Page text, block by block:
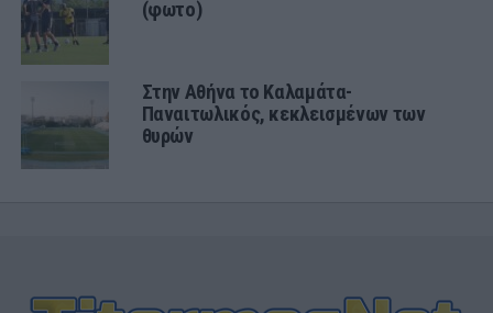
(φωτο)
Στην Αθήνα το Καλαμάτα-
Παναιτωλικός, κεκλεισμένων των
θυρών